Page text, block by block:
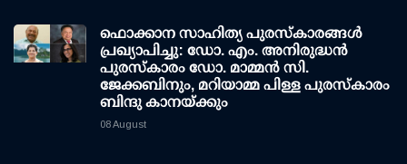
ഫൊക്കാന സാഹിത്യ പുരസ്‌കാരങ്ങള്‍
പ്രഖ്യാപിച്ചു: ഡോ. എം. അനിരുദ്ധന്‍
പുരസ്‌കാരം ഡോ. മാമ്മന്‍ സി.
ജേക്കബിനും, മറിയാമ്മ പിള്ള പുരസ്‌കാരം
ബിന്ദു കാനയ്ക്കും
08 August